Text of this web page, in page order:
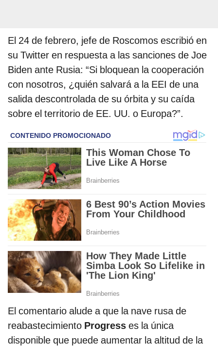
El 24 de febrero, jefe de Roscomos escribió en
su Twitter en respuesta a las sanciones de Joe
Biden ante Rusia: “Si bloquean la cooperación
con nosotros, ¿quién salvará a la EEI de una
salida descontrolada de su órbita y su caída
sobre el territorio de EE. UU. o Europa?”.
El comentario alude a que la nave rusa de
reabastecimiento Progress es la única
disponible que puede aumentar la altitud de la